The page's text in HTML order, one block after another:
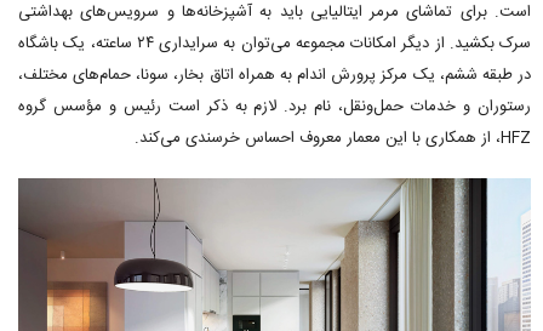
است. برای تماشای مرمر ایتالیایی باید به آشپزخانه‌ها و سرویس‌های بهداشتی
سرک بکشید. از دیگر امکانات مجموعه می‌توان به سرایداری ۲۴ ساعته، یک باشگاه
در طبقه ششم، یک مرکز پرورش اندام به همراه اتاق بخار، سونا، حمام‌های مختلف،
رستوران و خدمات حمل‌ونقل، نام برد. لازم به ذکر است رئیس و مؤسس گروه
HFZ، از همکاری با این معمار معروف احساس خرسندی می‌کند.